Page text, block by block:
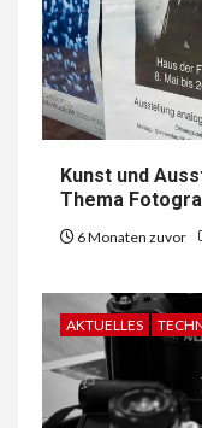
Kunst und
Thema
6 Monaten zuvor
AKTUELLES